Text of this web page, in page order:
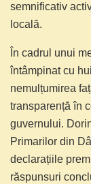
semnificativ
locală.
În cadrul unui
întâmpinat cu
nemulțumirea
transparență în
guvernului.
Primarilor din
declarațiile
răspunsuri